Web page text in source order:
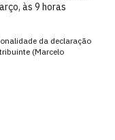
às 9 horas
da declaração
(Marcelo